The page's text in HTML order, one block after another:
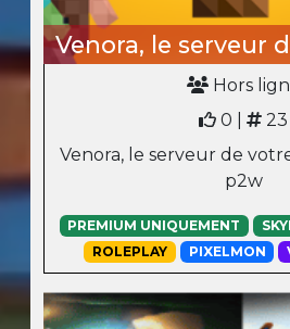
Venora, le serveur
Hors
0 |
23
Venora, le serveur de
p2w
PREMIUM UNIQUEMENT
ROLEPLAY
PIXELMON